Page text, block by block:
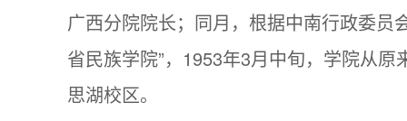
广西分院院长；同月，根据中南行政委员
省民族学院”，1953年3月中旬，学院从
思湖校区。